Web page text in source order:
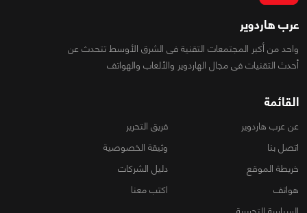
عرب هاردوير
واحد من أكبر المجتمعات التقنية فى الشرق الأوسط تتحدث عن
أحدث التقنيات فى مجال الهاردوير والألعاب والهواتف
القائمة
عن عرب هاردوير
فريق التحرير
اتصل بنا
وثيقة الخصوصية
خريطة الموقع
دليل الشركات
هواتف
اكتب معنا